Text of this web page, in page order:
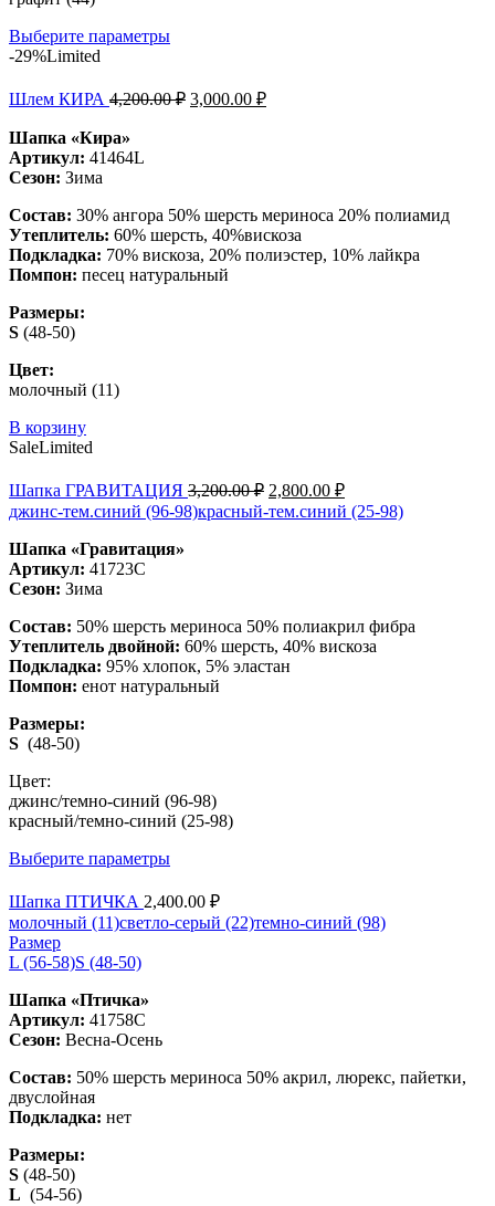
Выберите параметры
-29%Limited
Шлем КИРА 4,200.00₽ 3,000.00 ₽
Шапка «Кира»
Артикул: 41464L
Сезон: Зима
Состав: 30% ангора 50% шерсть мериноса 20% полиамид
Утеплитель: 60% шерсть, 40%вискоза
Подкладка: 70% вискоза, 20% полиэстер, 10% лайкра
Помпон: песец натуральный
Размеры:
S (48-50)
Цвет:
молочный (11)
В корзину
SaleLimited
Шапка ГРАВИТАЦИЯ 3,200.00₽ 2,800.00 ₽
джинс-тем.синий (96-98)красный-тем.синий (25-98)
Шапка «Гравитация»
Артикул: 41723С
Сезон: Зима
Состав: 50% шерсть мериноса 50% полиакрил фибра
Утеплитель двойной: 60% шерсть, 40% вискоза
Подкладка: 95% хлопок, 5% эластан
Помпон: енот натуральный
Размеры:
S (48-50)
Цвет:
джинс/темно-синий (96-98)
красный/темно-синий (25-98)
Выберите параметры
Шапка ПТИЧКА 2,400.00 ₽
молочный (11)светло-серый (22)темно-синий (98)
Размер
L (56-58)S (48-50)
Шапка «Птичка»
Артикул: 41758С
Сезон: Весна-Осень
Состав: 50% шерсть мериноса 50% акрил, люрекс, пайетки,
двуслойная
Подкладка: нет
Размеры:
S (48-50)
L (54-56)